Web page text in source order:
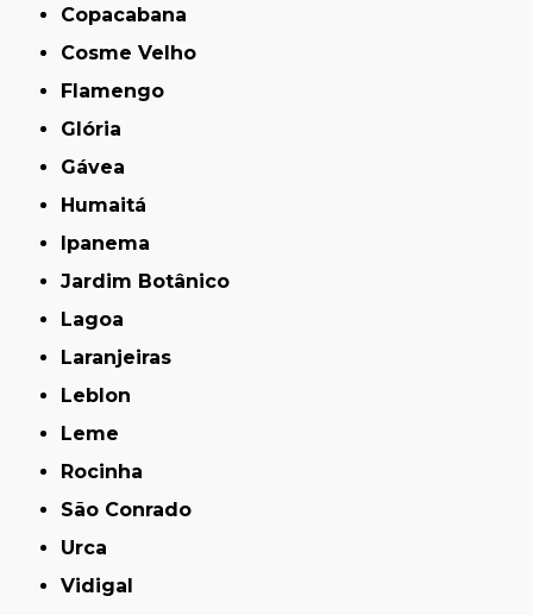
Copacabana
Cosme Velho
Flamengo
Glória
Gávea
Humaitá
Ipanema
Jardim Botânico
Lagoa
Laranjeiras
Leblon
Leme
Rocinha
São Conrado
Urca
Vidigal